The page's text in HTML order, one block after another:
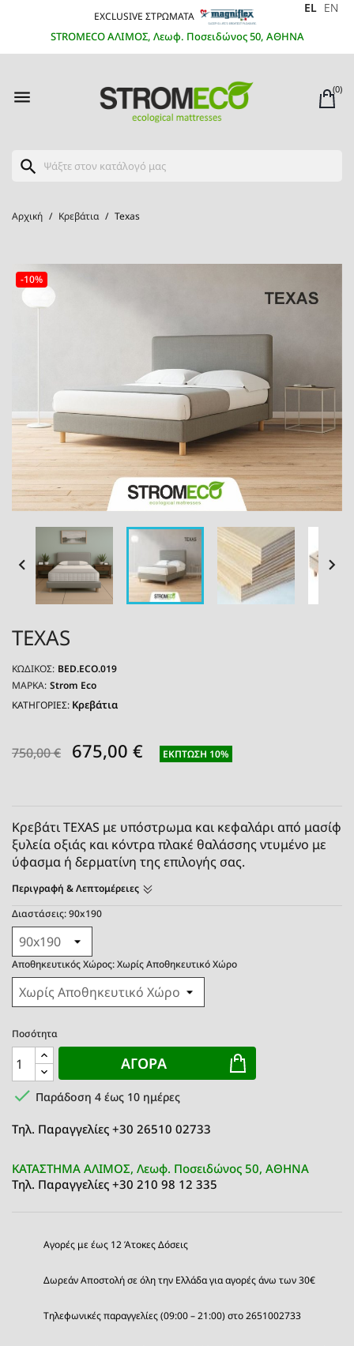
EXCLUSIVE ΣΤΡΩΜΑΤΑ
STROMECO ΑΛΙΜΟΣ, Λεωφ. Ποσειδώνος 50, ΑΘΗΝΑ
EL EN
 (0)
search
Αρχική Κρεβάτια Texas
-10%
 
TEXAS
ΚΩΔΙΚΌΣ: BED.ECO.019
ΜΆΡΚΑ: Strom Eco
ΚΑΤΗΓΟΡΙΕΣ: Κρεβάτια
750,00 € 675,00 € ΈΚΠΤΩΣΗ 10%
Κρεβάτι TEXAS με υπόστρωμα και κεφαλάρι από μασίφ
ξυλεία οξιάς και κόντρα πλακέ θαλάσσηςντυμένο με
ύφασμα ή δερματίνη της επιλογής σας.
Περιγραφή & Λεπτομέρειες
Διαστάσεις: 90x190
Αποθηκευτικός Χώρος: Χωρίς Αποθηκευτικό Χώρο
Ποσότητα
ΑΓΟΡΆ
 Παράδοση 4 έως 10 ημέρες
Τηλ. Παραγγελίες +30 26510 02733
ΚΑΤΑΣΤΗΜΑ ΑΛΙΜΟΣ, Λεωφ. Ποσειδώνος 50, ΑΘΗΝΑ
Τηλ. Παραγγελίες +30 210 98 12 335
Αγορές με έως 12 Άτοκες Δόσεις
Δωρεάν Αποστολή σε όλη την Ελλάδα για αγορές άνω των 30€
Τηλεφωνικές παραγγελίες (09:00 – 21:00) στο 2651002733